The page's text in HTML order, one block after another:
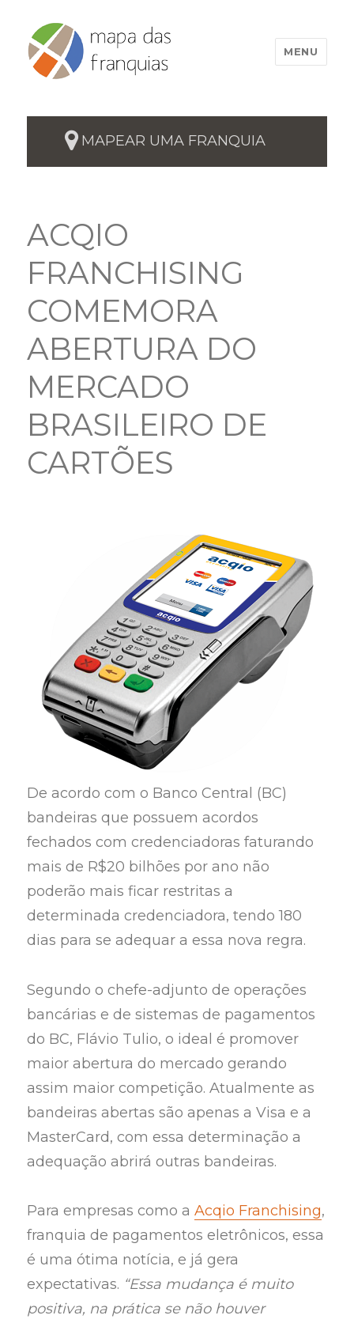
MENU
MAPEAR UMA FRANQUIA
ACQIO
FRANCHISING
COMEMORA
ABERTURA DO
MERCADO
BRASILEIRO DE
CARTÕES
De acordo com o Banco Central (BC)
bandeiras que possuem acordos
fechados com credenciadoras faturando
mais de R$20 bilhões por ano não
poderão mais ficar restritas a
determinada credenciadora, tendo 180
dias para se adequar a essa nova regra.
Segundo o chefe-adjunto de operações
bancárias e de sistemas de pagamentos
do BC, Flávio Tulio, o ideal é promover
maior abertura do mercado gerando
assim maior competição. Atualmente as
bandeiras abertas são apenas a Visa e a
MasterCard, com essa determinação a
adequação abrirá outras bandeiras.
Para empresas como aAcqio Franchising,
franquia de pagamentos eletrônicos, essa
é uma ótima notícia, e já gera
expectativas. “Essa mudança é muito
positiva, na prática se não houver